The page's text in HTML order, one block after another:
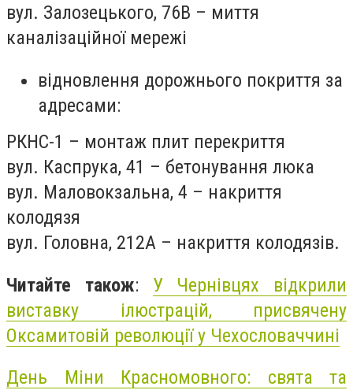
вул. Залозецького, 76В – миття
каналізаційної мережі
відновлення дорожнього покриття за
адресами:
РКНС-1 – монтаж плит перекриття
вул. Каспрука, 41 – бетонування люка
вул. Маловокзальна, 4 – накриття
колодязя
вул. Головна, 212А – накриття колодязів.
Читайте також: У Чернівцях відкрили
виставку ілюстрацій, присвячену
Оксамитовій революції у Чехословаччині
День Міни Красномовного: свята та